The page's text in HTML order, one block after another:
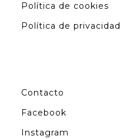
Política de cookies
Política de privacidad
Contacto
Facebook
Instagram